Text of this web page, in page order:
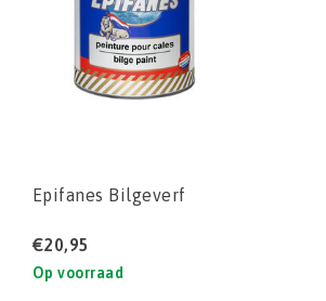
Epifanes Bilgeverf
€20,95
Op voorraad